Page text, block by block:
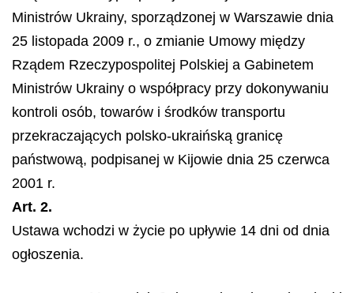
Ministrów Ukrainy, sporządzonej w Warszawie dnia
25 listopada 2009 r., o zmianie Umowy między
Rządem Rzeczypospolitej Polskiej a Gabinetem
Ministrów Ukrainy o współpracy przy dokonywaniu
kontroli osób, towarów i środków transportu
przekraczających polsko-ukraińską granicę
państwową, podpisanej w Kijowie dnia 25 czerwca
2001 r.
Art. 2.
Ustawa wchodzi w życie po upływie 14 dni od dnia
ogłoszenia.